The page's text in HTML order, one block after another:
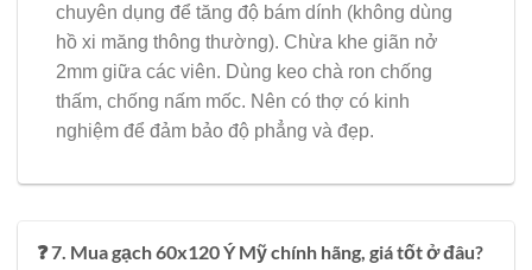
chuyên dụng để tăng độ bám dính (không dùng
hồ xi măng thông thường). Chừa khe giãn nở
2mm giữa các viên. Dùng keo chà ron chống
thấm, chống nấm mốc. Nên có thợ có kinh
nghiệm để đảm bảo độ phẳng và đẹp.
❓ 7. Mua gạch 60x120 Ý Mỹ chính hãng, giá tốt ở đâu?